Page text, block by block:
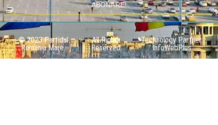
ABONARE!
© 2023 Partidul
România Mare.
All Rights
Reserved.
Technology Partner:
InfoWebPlus